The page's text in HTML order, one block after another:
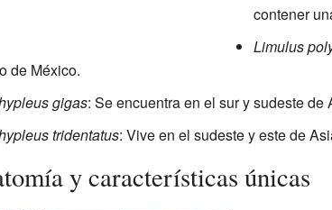
contener
Limulus
de México.
gigas: Se encuentra en el sur y sudeste de
tridentatus: Vive en el sudeste y este de
y características únicas